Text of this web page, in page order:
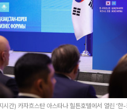
간) 카자흐스탄 아스타나 힐튼호텔에서 열린 '한